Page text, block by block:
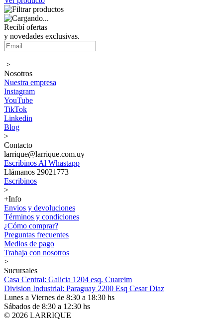
Recibí ofertas
y novedades exclusivas.
>
Nosotros
Nuestra empresa
Instagram
YouTube
TikTok
Linkedin
Blog
>
Contacto
larrique@larrique.com.uy
Escribinos Al Whastapp
Llámanos 29021773
Escribinos
>
+Info
Envios y devoluciones
Términos y condiciones
¿Cómo comprar?
Preguntas frecuentes
Medios de pago
Trabaja con nosotros
>
Sucursales
Casa Central: Galicia 1204 esq. Cuareim
Division Industrial: Paraguay 2200 Esq Cesar Diaz
Lunes a Viernes de 8:30 a 18:30 hs
Sábados de 8:30 a 12:30 hs
© 2026 LARRIQUE